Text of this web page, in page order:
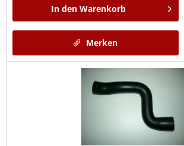
In den Warenkorb
Merken